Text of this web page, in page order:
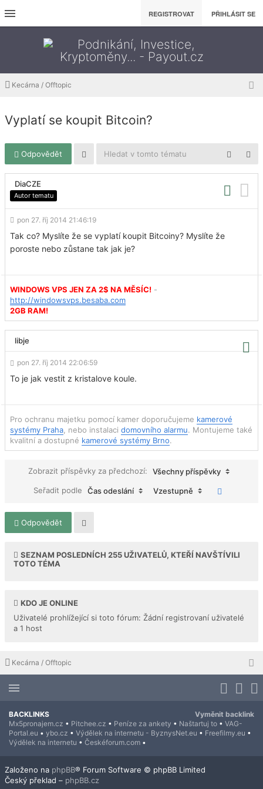
REGISTROVAT PŘIHLÁSIT SE
Kecárna / Offtopic
Vyplatí se koupit Bitcoin?
Odpovědět
DiaCZE
Autor tematu
pon 27. říj 2014 21:46:19
Tak co? Myslíte že se vyplatí koupit Bitcoiny? Myslíte že
poroste nebo zůstane tak jak je?
WINDOWS VPS JEN ZA 2$ NA MĚSÍC! -
http://windowsvps.besaba.com
2GB RAM!
libje
pon 27. říj 2014 22:06:59
To je jak vestit z kristalove koule.
Pro ochranu majetku pomocí kamer doporučujeme kamerové
systémy Praha, nebo instalaci domovního alarmu. Montujeme také
kvalitní a dostupné kamerové systémy Brno.
Zobrazit příspěvky za předchozí:
Všechny příspěvky
Seřadit podle
Čas odeslání Vzestupně
Odpovědět
SEZNAM POSLEDNÍCH 255UŽIVATELŮ, KTEŘÍ NAVŠTÍVILI
TOTO TÉMA
KDO JE ONLINE
Uživatelé prohlížející si toto fórum: Žádní registrovaní uživatelé
a 1 host
Kecárna / Offtopic
BACKLINKS
Vyměnit backlink
Mx5pronajem.cz • Pitchee.cz • Peníze za ankety • Naštartuj to • VAG-
Portal.eu • ybo.cz • Výdělek na internetu - ByznysNet.eu • Freefilmy.eu •
Výdělek na internetu • Českéforum.com •
Založeno na phpBB® Forum Software © phpBB Limited
Český překlad – phpBB.cz